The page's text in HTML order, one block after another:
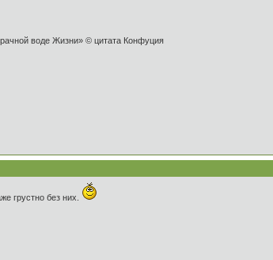
воде Жизни» © цитата Конфуция
грустно без них.